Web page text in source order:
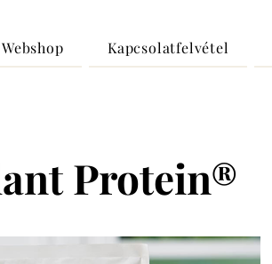
Webshop Kapcsolatfelvétel
Protein®